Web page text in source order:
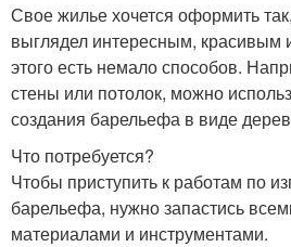
Свое жилье хочется оформить
выглядел интересным, красивым
этого есть немало способов.
стены или потолок, можно
создания барельефа в виде
Что потребуется?
Чтобы приступить к работам по
барельефа, нужно запастись
материалами и инструментами.